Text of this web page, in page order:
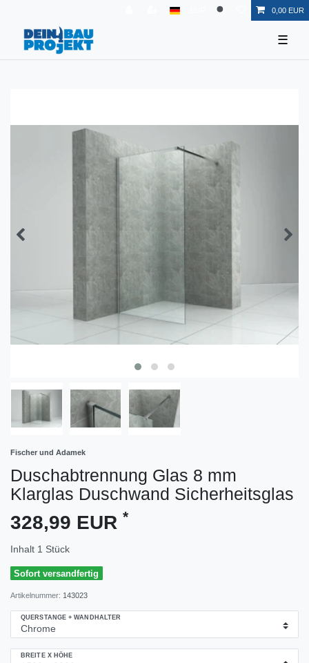
0,00 EUR
☰
Fischer und Adamek
Duschabtrennung Glas 8 mm
Klarglas Duschwand Sicherheitsglas
328,99 EUR *
Inhalt 1 Stück
Sofort versandfertig
Artikelnummer: 143023
QUERSTANGE + WANDHALTER
BREITE X HÖHE